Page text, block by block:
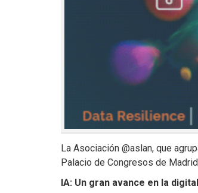
La Asociación @aslan, que
Palacio de Congresos de
IA: Un gran avance en la